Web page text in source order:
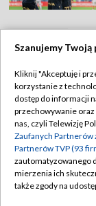
Szanujemy
Kliknij "Akceptuję i
korzystanie z
dostęp do informacji
przechowywanie
nas, czyli Telewizję
Zaufanych Partnerów
Partnerów TVP (93
zautomatyzowanego
mierzenia ich
także zgody na